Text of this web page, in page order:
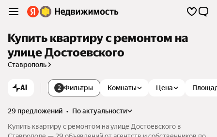
Купить квартиру с ремонтом на
улице Достоевского
Ставрополь
AI 2 Фильтры Комнаты Цена
29 предложений •
по актуальности
Купить квартиру с ремонтом на улице Достоевского в